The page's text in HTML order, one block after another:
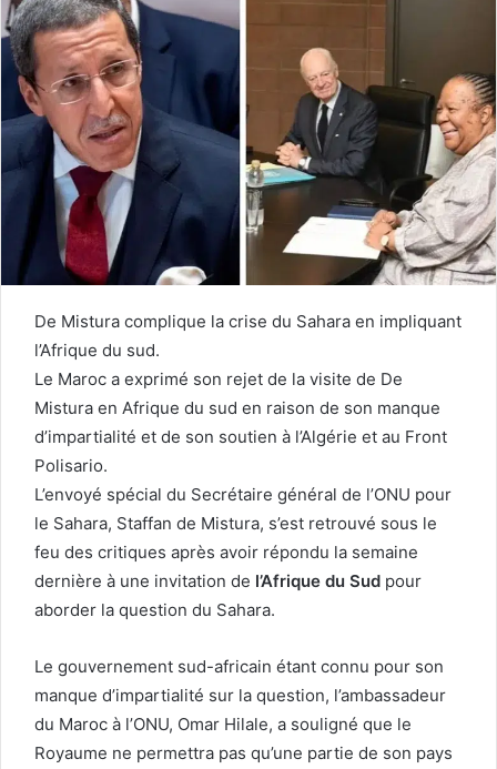
De Mistura complique la crise du Sahara en impliquant
l’Afrique du sud.
Le Maroc a exprimé son rejet de la visite de De
Mistura en Afrique du sud en raison de son manque
d’impartialité et de son soutien à l’Algérie et au Front
Polisario.
L’envoyé spécial du Secrétaire général de l’ONU pour
le Sahara, Staffan de Mistura, s’est retrouvé sous le
feu des critiques après avoir répondu la semaine
dernière à une invitation de l’Afrique du Sud pour
aborder la question du Sahara.
Le gouvernement sud-africain étant connu pour son
manque d’impartialité sur la question, l’ambassadeur
du Maroc à l’ONU, Omar Hilale, a souligné que le
Royaume ne permettra pas qu’une partie de son pays